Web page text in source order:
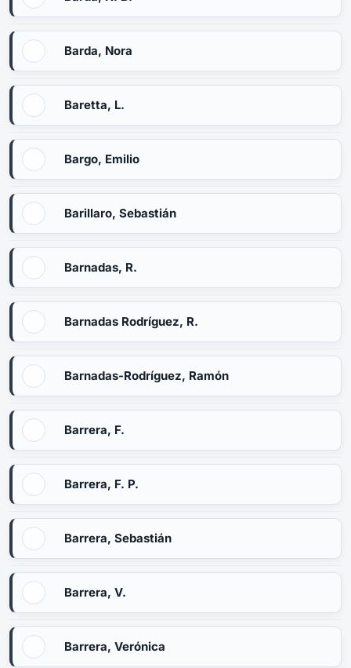
Barda, Nora
Baretta, L.
Bargo, Emilio
Barillaro, Sebastián
Barnadas, R.
Barnadas Rodríguez, R.
Barnadas-Rodríguez, Ramón
Barrera, F.
Barrera, F. P.
Barrera, Sebastián
Barrera, V.
Barrera, Verónica